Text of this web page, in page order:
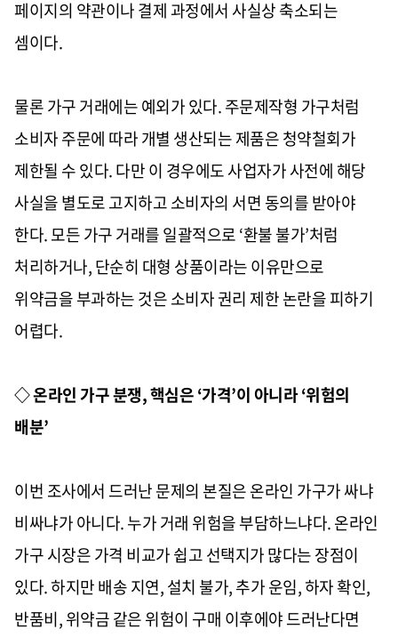
페이지의 약관이나 결제 과정에서 사실상 축소되는
셈이다.
물론 가구 거래에는 예외가 있다. 주문제작형 가구처럼
소비자 주문에 따라 개별 생산되는 제품은 청약철회가
제한될 수 있다. 다만 이 경우에도 사업자가 사전에 해당
사실을 별도로 고지하고 소비자의 서면 동의를 받아야
한다. 모든 가구 거래를 일괄적으로 ‘환불 불가’처럼
처리하거나, 단순히 대형 상품이라는 이유만으로
위약금을 부과하는 것은 소비자 권리 제한 논란을 피하기
어렵다.
◇ 온라인 가구 분쟁, 핵심은 ‘가격’이 아니라 ‘위험의
배분’
이번 조사에서 드러난 문제의 본질은 온라인 가구가 싸냐
비싸냐가 아니다. 누가 거래 위험을 부담하느냐다. 온라인
가구 시장은 가격 비교가 쉽고 선택지가 많다는 장점이
있다. 하지만 배송 지연, 설치 불가, 추가 운임, 하자 확인,
반품비, 위약금 같은 위험이 구매 이후에야 드러난다면